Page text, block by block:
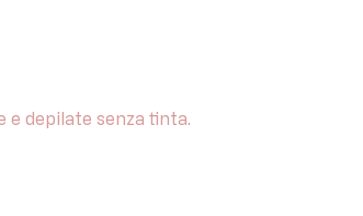
e depilate senza tinta.